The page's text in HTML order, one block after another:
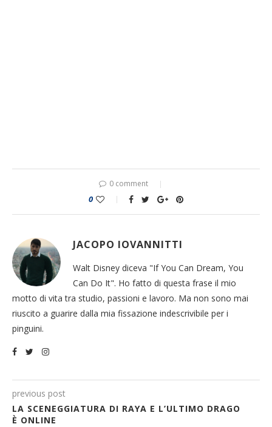
0 comment
0
JACOPO IOVANNITTI
Walt Disney diceva "If You Can Dream, You
Can Do It". Ho fatto di questa frase il mio
motto di vita tra studio, passioni e lavoro. Ma non sono mai
riuscito a guarire dalla mia fissazione indescrivibile per i
pinguini.
previous post
LA SCENEGGIATURA DI RAYA E L’ULTIMO DRAGO
È ONLINE